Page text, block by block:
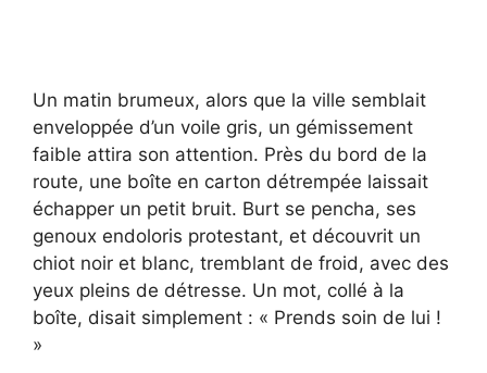
Un matin brumeux, alors que la ville semblait
enveloppée d’un voile gris, un gémissement
faible attira son attention. Près du bord de la
route, une boîte en carton détrempée laissait
échapper un petit bruit. Burt se pencha, ses
genoux endoloris protestant, et découvrit un
chiot noir et blanc, tremblant de froid, avec des
yeux pleins de détresse. Un mot, collé à la
boîte, disait simplement : « Prends soin de lui !
»